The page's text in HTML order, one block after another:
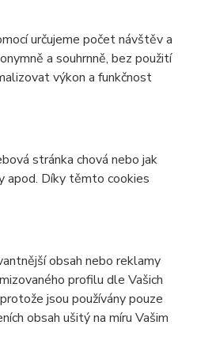
určujeme počet návštěv a
a souhrnně, bez použití
výkon a funkčnost
stránka chová nebo jak
apod. Díky těmto cookies
obsah nebo reklamy
profilu dle Vašich
jsou používány pouze
obsah ušitý na míru Vašim